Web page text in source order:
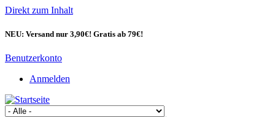
Direkt zum Inhalt
NEU: Versand nur 3,90€! Gratis ab 79€!
Benutzerkonto
Anmelden